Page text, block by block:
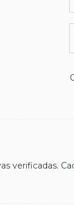
verificadas.